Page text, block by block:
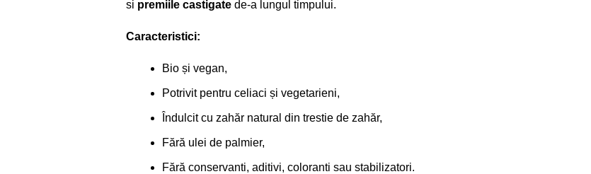
si premiile castigate de-a lungul timpului.
Caracteristici:
Bio și vegan,
Potrivit pentru celiaci și vegetarieni,
Îndulcit cu zahăr natural din trestie de zahăr,
Fără ulei de palmier,
Fără conservanti, aditivi, coloranti sau stabilizatori.